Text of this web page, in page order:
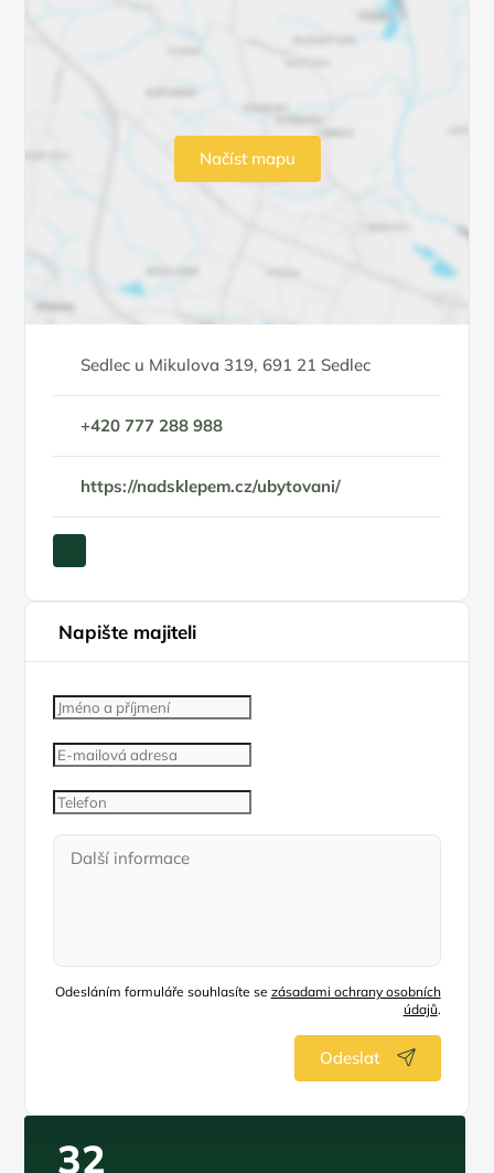
Načíst mapu
Sedlec u Mikulova 319, 691 21 Sedlec
+420 777 288 988
https://nadsklepem.cz/ubytovani/
Napište majiteli
Odesláním formuláře souhlasíte se zásadami ochrany osobních
údajů.
Odeslat
32